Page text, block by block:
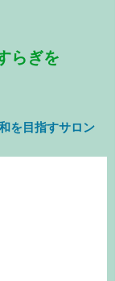
らぎを
を目指すサロン